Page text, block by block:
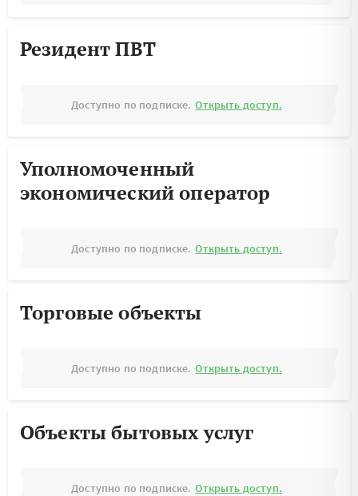
Резидент ПВТ
Доступно по подписке. Открыть доступ.
Уполномоченный
экономический оператор
Доступно по подписке. Открыть доступ.
Торговые объекты
Доступно по подписке. Открыть доступ.
Объекты бытовых услуг
Доступно по подписке. Открыть доступ.